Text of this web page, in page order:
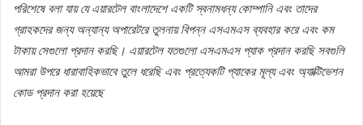
পরিশেষে বলা যায় যে এয়ারটেল বাংলাদেশে একটি স্বনামধন্য কোম্পানি এবং তাদের
গ্রাহকদের জন্য অন্যান্য অপারেটরে তুলনায় বিপন্ন এসএমএস ব্যবহার করে এবং কম
টাকায় সেগুলো প্রদান করছি। এয়ারটেল যতগুলো এসএমএস প্যাক প্রদান করছি সবগুলি
আমরা উপরে ধারাবাহিকভাবে তুলে ধরেছি এবং প্রত্যেকটি প্যাকের মূল্য এবং অ্যাক্টিভেশন
কোড প্রদান করা হয়েছে